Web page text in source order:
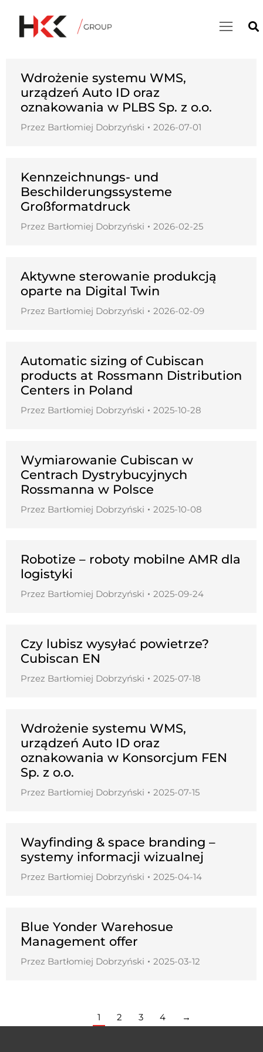
Wdrożenie systemu WMS,
urządzeń Auto ID oraz
oznakowania w PLBS Sp. z o.o.
Przez Bartłomiej Dobrzyński 2026-07-01
Kennzeichnungs- und
Beschilderungssysteme
Großformatdruck
Przez Bartłomiej Dobrzyński 2026-02-25
Aktywne sterowanie produkcją
oparte na Digital Twin
Przez Bartłomiej Dobrzyński 2026-02-09
Automatic sizing of Cubiscan
products at Rossmann Distribution
Centers in Poland
Przez Bartłomiej Dobrzyński 2025-10-28
Wymiarowanie Cubiscan w
Centrach Dystrybucyjnych
Rossmanna w Polsce
Przez Bartłomiej Dobrzyński 2025-10-08
Robotize – roboty mobilne AMR dla
logistyki
Przez Bartłomiej Dobrzyński 2025-09-24
Czy lubisz wysyłać powietrze?
Cubiscan EN
Przez Bartłomiej Dobrzyński 2025-07-18
Wdrożenie systemu WMS,
urządzeń Auto ID oraz
oznakowania w Konsorcjum FEN
Sp. z o.o.
Przez Bartłomiej Dobrzyński 2025-07-15
Wayfinding & space branding –
systemy informacji wizualnej
Przez Bartłomiej Dobrzyński 2025-04-14
Blue Yonder Warehosue
Management offer
Przez Bartłomiej Dobrzyński 2025-03-12
1 2 3 4 →